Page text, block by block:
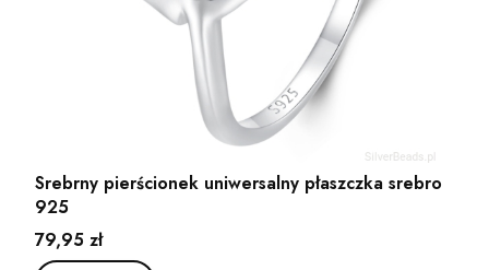
Srebrny pierścionek uniwersalny płaszczka srebro
925
Cena
79,95 zł